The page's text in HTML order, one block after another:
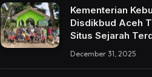
Kementerian
Disdikbud Aceh
Situs Sejarah
December 31, 2025